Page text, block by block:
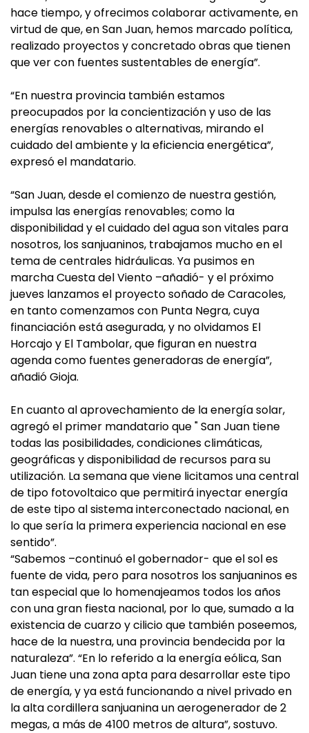
hace tiempo, y ofrecimos colaborar activamente, en
virtud de que, en San Juan, hemos marcado política,
realizado proyectos y concretado obras que tienen
que ver con fuentes sustentables de energía”.
“En nuestra provincia también estamos
preocupados por la concientización y uso de las
energías renovables o alternativas, mirando el
cuidado del ambiente y la eficiencia energética”,
expresó el mandatario.
“San Juan, desde el comienzo de nuestra gestión,
impulsa las energías renovables; como la
disponibilidad y el cuidado del agua son vitales para
nosotros, los sanjuaninos, trabajamos mucho en el
tema de centrales hidráulicas. Ya pusimos en
marcha Cuesta del Viento –añadió- y el próximo
jueves lanzamos el proyecto soñado de Caracoles,
en tanto comenzamos con Punta Negra, cuya
financiación está asegurada, y no olvidamos El
Horcajo y El Tambolar, que figuran en nuestra
agenda como fuentes generadoras de energía”,
añadió Gioja.
En cuanto al aprovechamiento de la energía solar,
agregó el primer mandatario que " San Juan tiene
todas las posibilidades, condiciones climáticas,
geográficas y disponibilidad de recursos para su
utilización. La semana que viene licitamos una central
de tipo fotovoltaico que permitirá inyectar energía
de este tipo al sistema interconectado nacional, en
lo que sería la primera experiencia nacional en ese
sentido”.
“Sabemos –continuó el gobernador- que el sol es
fuente de vida, pero para nosotros los sanjuaninos es
tan especial que lo homenajeamos todos los años
con una gran fiesta nacional, por lo que, sumado a la
existencia de cuarzo y cilicio que también poseemos,
hace de la nuestra, una provincia bendecida por la
naturaleza”. “En lo referido a la energía eólica, San
Juan tiene una zona apta para desarrollar este tipo
de energía, y ya está funcionando a nivel privado en
la alta cordillera sanjuanina un aerogenerador de 2
megas, a más de 4100 metros de altura”, sostuvo.